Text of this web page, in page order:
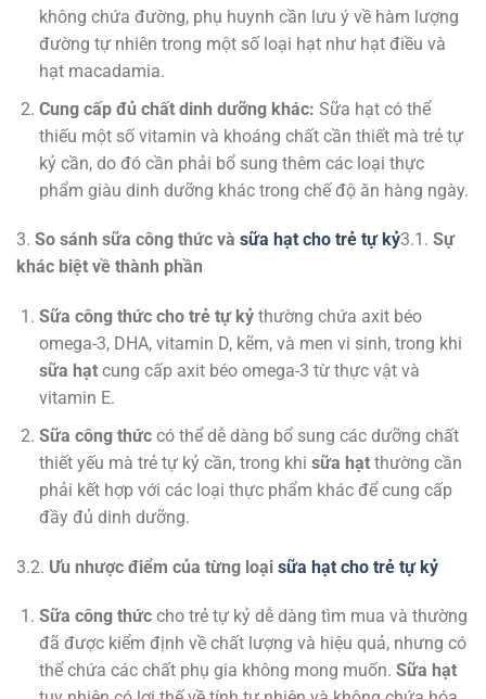
không chứa đường, phụ huynh cần lưu ý về hàm lượng
đường tự nhiên trong một số loại hạt như hạt điều và
hạt macadamia.
Cung cấp đủ chất dinh dưỡng khác: Sữa hạt có thể
thiếu một số vitamin và khoáng chất cần thiết mà trẻ tự
kỷ cần, do đó cần phải bổ sung thêm các loại thực
phẩm giàu dinh dưỡng khác trong chế độ ăn hàng ngày.
3. So sánh sữa công thức và sữa hạt cho trẻ tự kỷ3.1. Sự
khác biệt về thành phần
Sữa công thức cho trẻ tự kỷthường chứa axit béo
omega-3, DHA, vitamin D, kẽm, và men vi sinh, trong khi
sữa hạtcung cấp axit béo omega-3 từ thực vật và
vitamin E.
Sữa công thứccó thể dễ dàng bổ sung các dưỡng chất
thiết yếu mà trẻ tự kỷ cần, trong khi sữa hạtthường cần
phải kết hợp với các loại thực phẩm khác để cung cấp
đầy đủ dinh dưỡng.
3.2. Ưu nhược điểm của từng loại sữa hạt cho trẻ tự kỷ
Sữa công thứccho trẻ tự kỷ dễ dàng tìm mua và thường
đã được kiểm định về chất lượng và hiệu quả, nhưng có
thể chứa các chất phụ gia không mong muốn. Sữa hạt